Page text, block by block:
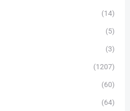
(14)
(5)
(3)
(1207)
(60)
(64)